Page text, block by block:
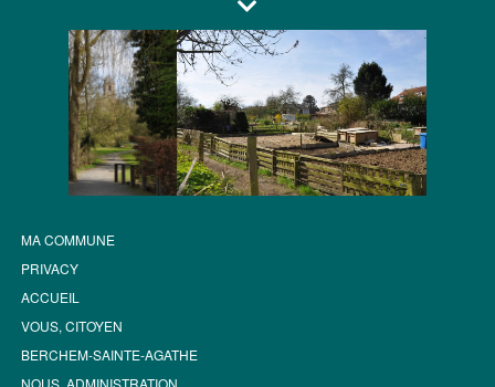
MA COMMUNE
PRIVACY
ACCUEIL
VOUS, CITOYEN
BERCHEM-SAINTE-AGATHE
NOUS, ADMINISTRATION